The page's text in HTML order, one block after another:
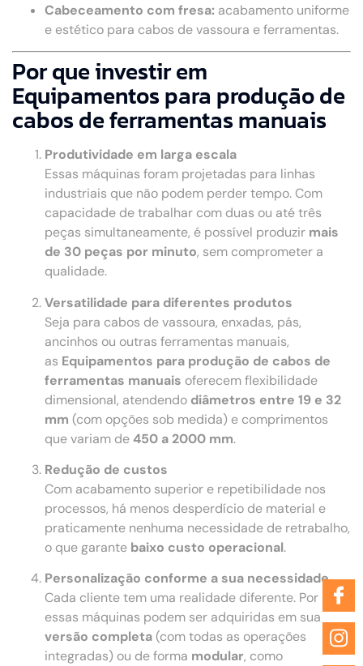
Cabeceamento com fresa: acabamento uniforme
e estético para cabos de vassoura e ferramentas.
Por que investir em
Equipamentos para produção de
cabos de ferramentas manuais
Produtividade em larga escala
Essas máquinas foram projetadas para linhas
industriais que não podem perder tempo. Com
capacidade de trabalhar com duas ou até três
peças simultaneamente, é possível produzir mais
de 30 peças por minuto, sem comprometer a
qualidade.
Versatilidade para diferentes produtos
Seja para cabos de vassoura, enxadas, pás,
ancinhos ou outras ferramentas manuais,
as Equipamentos para produção de cabos de
ferramentas manuais oferecem flexibilidade
dimensional, atendendo diâmetros entre 19 e 32
mm (com opções sob medida) e comprimentos
que variam de450 a 2000 mm.
Redução de custos
Com acabamento superior e repetibilidade nos
processos, há menos desperdício de material e
praticamente nenhuma necessidade de retrabalho,
o que garante baixo custo operacional.
Personalização conforme a sua necessidade
Cada cliente tem uma realidade diferente. Por isso,
essas máquinas podem ser adquiridas em sua
versão completa (com todas as operações
integradas) ou de forma modular, como